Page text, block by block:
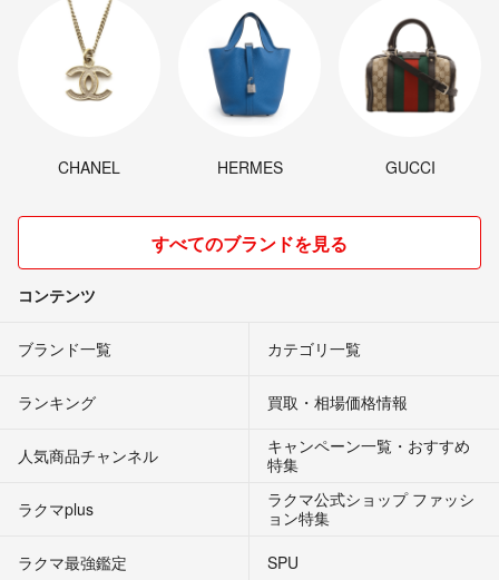
CHANEL HERMES GUCCI
すべてのブランドを見る
コンテンツ
ブランド一覧 カテゴリ一覧
ランキング 買取・相場価格情報
人気商品チャンネル
キャンペーン一覧・おすすめ
特集
ラクマplus
ラクマ公式ショップ ファッシ
ョン特集
ラクマ最強鑑定
SPU